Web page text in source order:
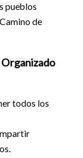
pueblos
de
todos los